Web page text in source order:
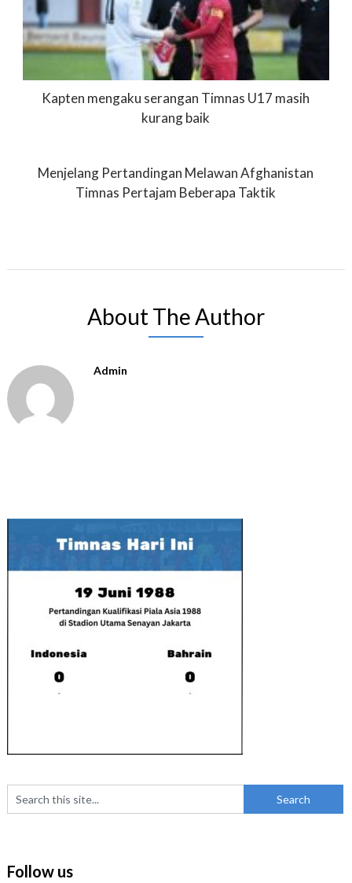
Kapten mengaku serangan Timnas U17 masih
kurang baik
Menjelang Pertandingan Melawan Afghanistan
Timnas Pertajam Beberapa Taktik
About The Author
Admin
Follow us